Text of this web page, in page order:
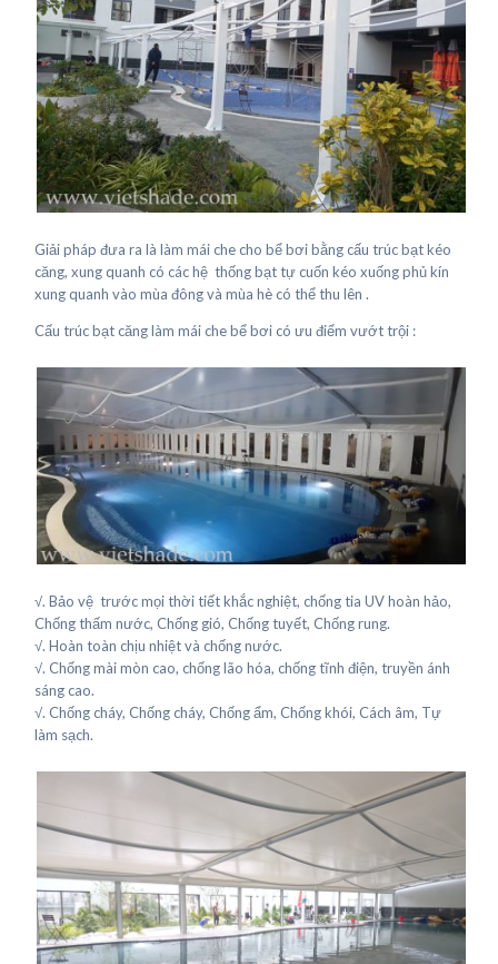
Giải pháp đưa ra là làm mái che cho bể bơi bằng cấu trúc bạt kéo
căng, xung quanh có các hệ thống bạt tự cuốn kéo xuống phủ kín
xung quanh vào mùa đông và mùa hè có thể thu lên .
Cấu trúc bạt căng làm mái che bể bơi có ưu điểm vướt trội :
√. Bảo vệ trước mọi thời tiết khắc nghiệt, chống tia UV hoàn hảo,
Chống thấm nước, Chống gió, Chống tuyết, Chống rung.
√. Hoàn toàn chịu nhiệt và chống nước.
√. Chống mài mòn cao, chống lão hóa, chống tĩnh điện, truyền ánh
sáng cao.
√. Chống cháy, Chống cháy, Chống ẩm, Chống khói, Cách âm, Tự
làm sạch.